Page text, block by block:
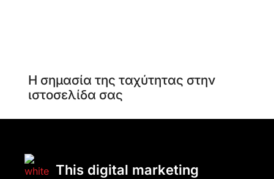
Η σημασία της ταχύτητας στην
ιστοσελίδα σας
This digital marketing